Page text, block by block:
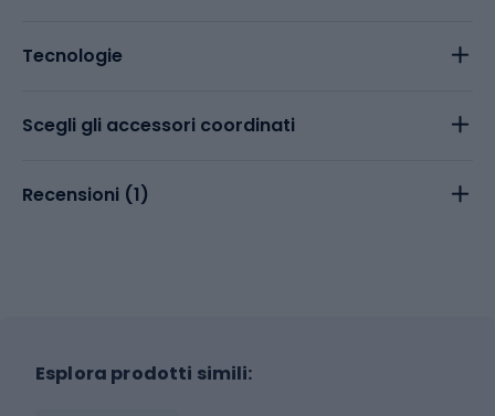
Tecnologie
Scegli gli accessori coordinati
Recensioni (1)
Esplora prodotti simili: